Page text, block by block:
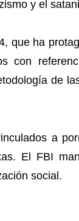
y el
que ha
con
de
a
El FBI
social.